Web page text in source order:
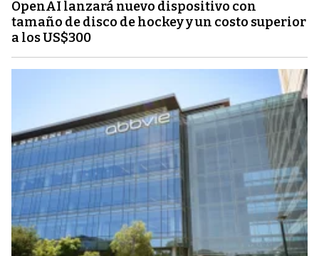
OpenAI lanzará nuevo dispositivo con
tamaño de disco de hockey y un costo superior
a los US$300